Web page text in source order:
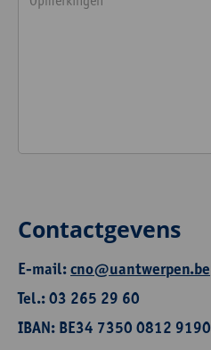
Contactgevens
E-mail:cno@uantwerpen.be
Tel.: 03 265 29 60
IBAN: BE34 7350 0812 9190